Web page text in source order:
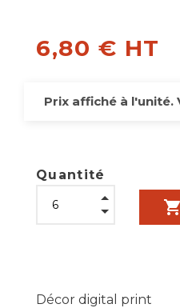
6,80 € HT
Prix affiché à l'unité.
Quantité
shopping_cart
Décor digital print